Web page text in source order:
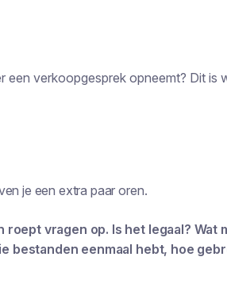
een verkoopgesprek opneemt? Dit is
je een extra paar oren.
vragen op. Is het legaal? Wat
bestanden eenmaal hebt, hoe